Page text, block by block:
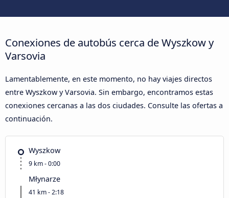
Conexiones de autobús cerca de Wyszkow y
Varsovia
Lamentablemente, en este momento, no hay viajes directos
entre Wyszkow y Varsovia. Sin embargo, encontramos estas
conexiones cercanas a las dos ciudades. Consulte las ofertas a
continuación.
Wyszkow
9 km - 0:00
Młynarze
41 km - 2:18